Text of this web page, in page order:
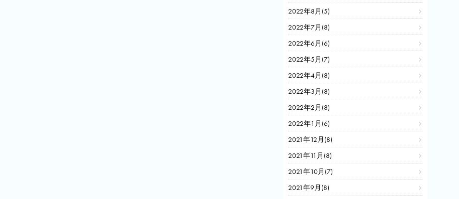
2022年8月(5)
2022年7月(8)
2022年6月(6)
2022年5月(7)
2022年4月(8)
2022年3月(8)
2022年2月(8)
2022年1月(6)
2021年12月(8)
2021年11月(8)
2021年10月(7)
2021年9月(8)